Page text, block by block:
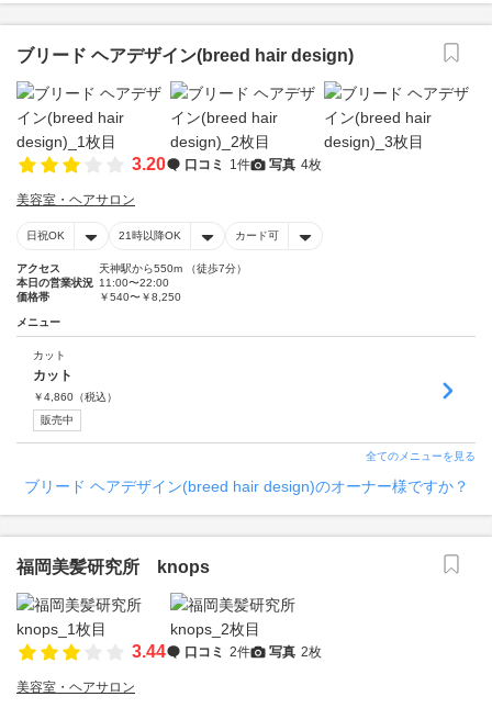
ブリード ヘアデザイン(breed hair design)
3.20 口コミ 1件 写真 4枚
美容室・ヘアサロン
日祝OK 21時以降OK カード可
アクセス
天神駅から550m （徒歩7分）
本日の営業状況 11:00〜22:00
価格帯
￥540〜￥8,250
メニュー
カット
カット
￥4,860 （税込）
販売中
全てのメニューを見る
ブリード ヘアデザイン(breed hair design)のオーナー様ですか？
福岡美髪研究所 knops
3.44 口コミ 2件 写真 2枚
美容室・ヘアサロン